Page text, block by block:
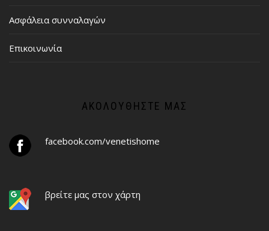
Ασφάλεια συνναλαγών
Επικοινωνία
ΑΚΟΛΟΥΘΉΣΤΕ ΜΑΣ
facebook.com/venetishome
βρείτε μας στον χάρτη